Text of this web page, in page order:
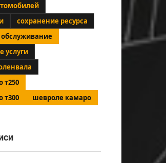
сохранение ресурса
услуги
т250
т300
шевроле камаро